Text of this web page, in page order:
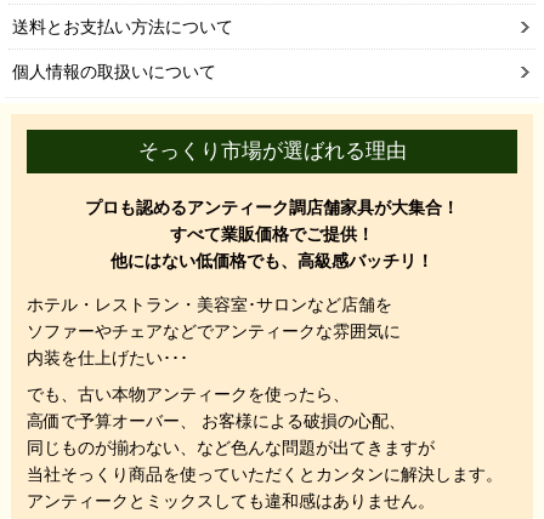
送料とお支払い方法について
個人情報の取扱いについて
そっくり市場が選ばれる理由
プロも認めるアンティーク調店舗家具が大集合！
すべて業販価格でご提供！
他にはない低価格でも、高級感バッチリ！
ホテル・レストラン・美容室･サロンなど店舗を
ソファーやチェアなどでアンティークな雰囲気に
内装を仕上げたい･･･
でも、 古い本物アンティークを使ったら、
高価で予算オーバー、 お客様による破損の心配、
同じものが揃わない、 など色んな問題が出てきますが
当社そっくり商品を使っていただくと カンタンに解決します。
アンティークとミックスしても違和感はありません。